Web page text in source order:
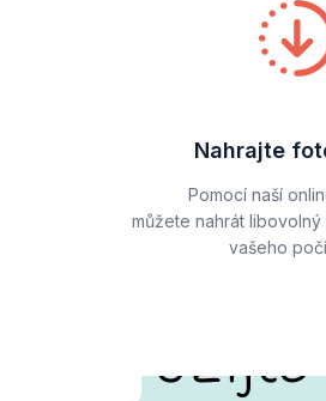
Nahrajte
Pomocí naší
můžete nahrát
vašeho
Užijte